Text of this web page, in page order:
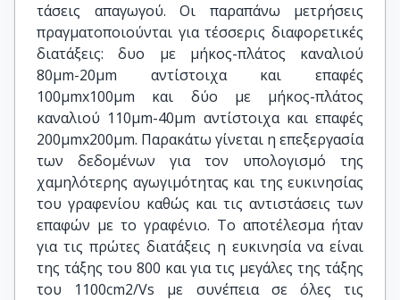
τάσεις απαγωγού. Οι παραπάνω μετρήσεις
πραγματοποιούνται για τέσσερις διαφορετικές
διατάξεις: δυο με μήκος-πλάτος καναλιού
80μm-20μm αντίστοιχα και επαφές
100μmx100μm και δύο με μήκος-πλάτος
καναλιού 110μm-40μm αντίστοιχα και επαφές
200μmx200μm. Παρακάτω γίνεται η επεξεργασία
των δεδομένων για τον υπολογισμό της
χαμηλότερης αγωγιμότητας και της ευκινησίας
του γραφενίου καθώς και τις αντιστάσεις των
επαφών με το γραφένιο. Το αποτέλεσμα ήταν
για τις πρώτες διατάξεις η ευκινησία να είναι
της τάξης του 800 και για τις μεγάλες της τάξης
του 1100cm2/Vs με συνέπεια σε όλες τις